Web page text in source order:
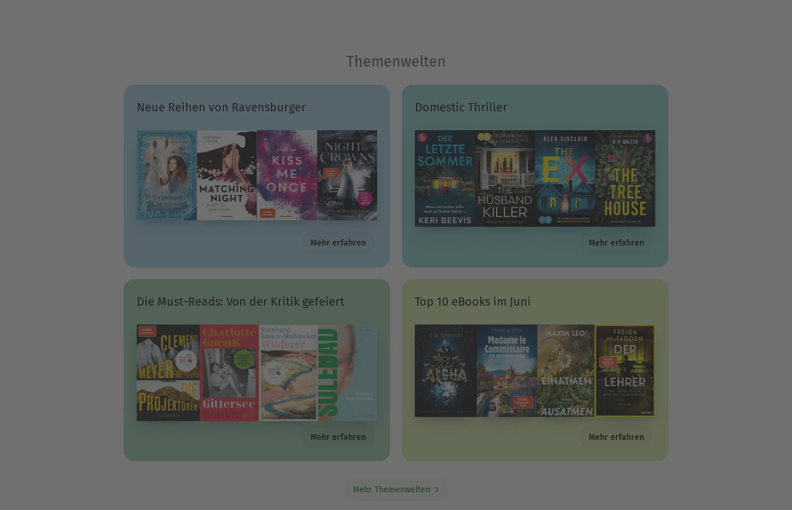
Themenwelten
Neue Reihen von Ravensburger
Mehr erfahren
Domestic Thriller
Mehr erfahren
Die Must-Reads: Von der Kritik gefeiert
Mehr erfahren
Top 10 eBooks im Juni
Mehr erfahren
Mehr Themenwelten